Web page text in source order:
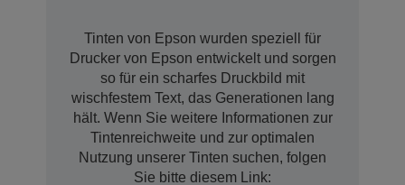
Tinten von Epson wurden speziell für
Drucker von Epson entwickelt und sorgen
so für ein scharfes Druckbild mit
wischfestem Text, das Generationen lang
hält. Wenn Sie weitere Informationen zur
Tintenreichweite und zur optimalen
Nutzung unserer Tinten suchen, folgen
Sie bitte diesem Link: